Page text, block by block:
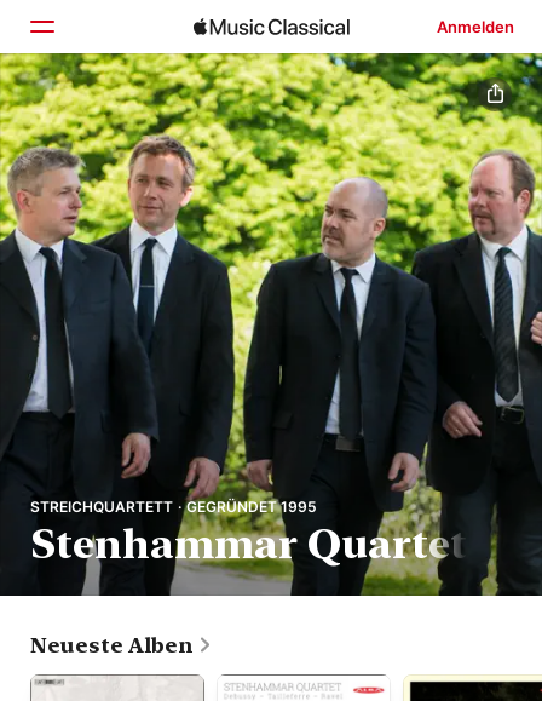
Anmelden
Startseite
Entdecken
Suchen
STREICHQUARTETT · GEGRÜNDET 1995
Stenhammar Quartet
Neueste Alben